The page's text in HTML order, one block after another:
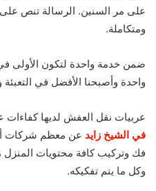
على مر السنين. الرسالة تنص
ومتكاملة.
ضمن خدمة واحدة لتكون
واحدة وأصبحنا الأفضل في التعبئة
عربيات نقل العفش لديها كفاءات
في الشيخ زايد عن معظم شركات
فك وتركيب كافة محتويات المنزل
وكل ما يتم تفكيكه.